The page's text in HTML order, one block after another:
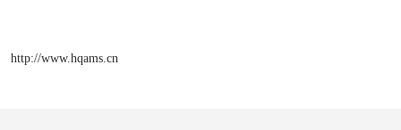
http://www.hqams.cn